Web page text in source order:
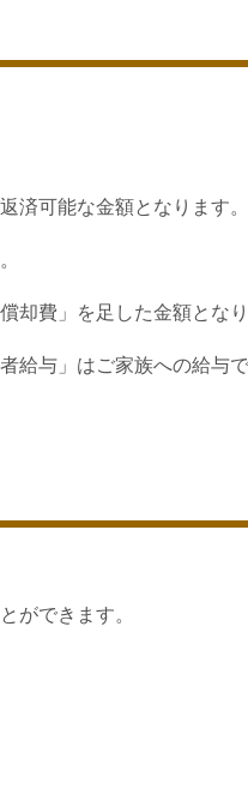
済可能な金額となります。
却費」を足した金額となり
給与」はご家族への給与
ができます。